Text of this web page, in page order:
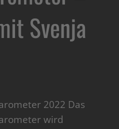
Svenja
2022 Das
wird